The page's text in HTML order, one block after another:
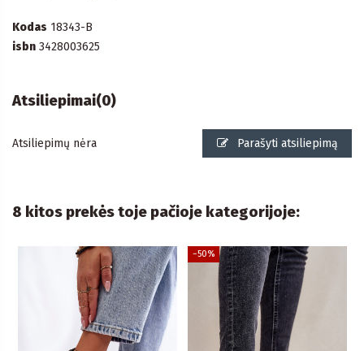
Kodas 18343-B
isbn 3428003625
Atsiliepimai(0)
Atsiliepimų nėra Parašyti atsiliepimą
8 kitos prekės toje pačioje kategorijoje:
−50%